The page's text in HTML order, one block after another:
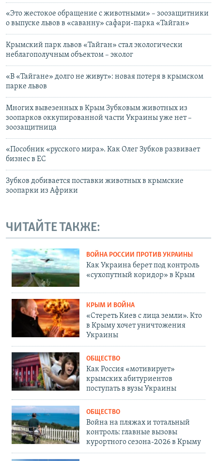
«Это жестокое обращение с животными» – зоозащитники
о выпуске львов в «саванну» сафари-парка «Тайган»
Крымский парк львов «Тайган» стал экологически
неблагополучным объектом – эколог
«В «Тайгане» долго не живут»: новая потеря в крымском
парке львов
Многих вывезенных в Крым Зубковым животных из
зоопарков оккупированной части Украины уже нет –
зоозащитница
«Пособник «русского мира». Как Олег Зубков развивает
бизнес в ЕС
Зубков добивается поставки животных в крымские
зоопарки из Африки
ЧИТАЙТЕ ТАКЖЕ:
ВОЙНА РОССИИ ПРОТИВ УКРАИНЫ
Как Украина берет под контроль
«сухопутный коридор» в Крым
КРЫМ И ВОЙНА
«Стереть Киев с лица земли». Кто
в Крыму хочет уничтожения
Украины
ОБЩЕСТВО
Как Россия «мотивирует»
крымских абитуриентов
поступать в вузы Украины
ОБЩЕСТВО
Война на пляжах и тотальный
контроль: главные вызовы
курортного сезона-2026 в Крыму